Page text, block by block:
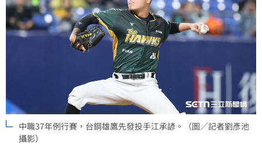
中職37年例行賽，台鋼雄鷹先發投手江承諺。（圖／記者劉彥池
攝影）